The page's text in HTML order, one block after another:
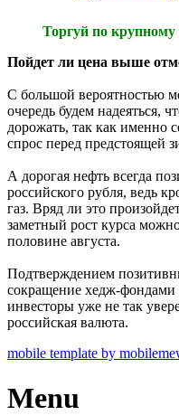
Торгуй по
Пойдет ли цена выше
С большой вероятностью
очередь будем надеяться,
дорожать, так как именно
спрос перед предстоящей
А дорогая нефть всегда
российского рубля, ведь
газ. Вряд ли это
заметный рост курса
половине августа.
Подтверждением
сокращение хедж-
инвесторы уже не так
российская валюта.
mobile template by
Menu